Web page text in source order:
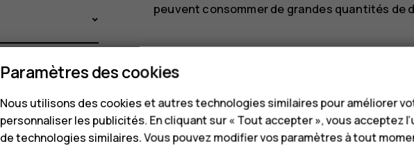
peuvent consommer de grandes quantités de
Avez-vous trouvé cela utile?
Paramètres des cookies
Nous utilisons des cookies et autres technologies similaires pour améliorer
personnaliser les publicités. En cliquant sur « Tout accepter », vous acceptez
de technologies similaires. Vous pouvez modifier vos paramètres à tout